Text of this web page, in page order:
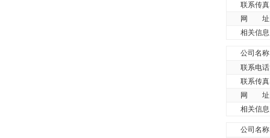
联系传真
网 址
相关信息
公司名称
联系电话
联系传真
网 址
相关信息
公司名称